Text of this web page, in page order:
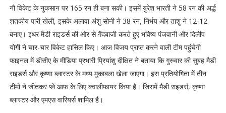
नौ विकेट के नुकसान पर 165 रन ही बना सकी। इसमें युरेश भारती ने 58 रन की अर्द्ध
शतकीय पारी खेली, इसके अलावा अंशु सोनी ने 38 रन, निर्भय और ताशु ने 12-12
बनाए। इधर मैडी राइडर्स की ओर से गेंदबाजी करते हुए भविष्य पंजवानी और दिलीप
योगी ने चार-चार विकेट हासिल किए। आज विजय प्राप्त करने वाली टीम पहुंचेगी
फाइनल में डीसीए के मीडिया प्रभारी प्रियांशु दीक्षित ने बताया कि गुरुवार की सुबह मैडी
राइडर्स और कृष्णा ब्लास्टर के मध्य मुकाबला खेला जाएगा। इस प्रतियोगिता में तीन
टीमों ने जीतकर प्ले आफ के लिए क्वालीफायर किया है। जिसमें मैडी राइडर्स, कृष्णा
ब्लास्टर और एमएस वारियर्स शामिल है।